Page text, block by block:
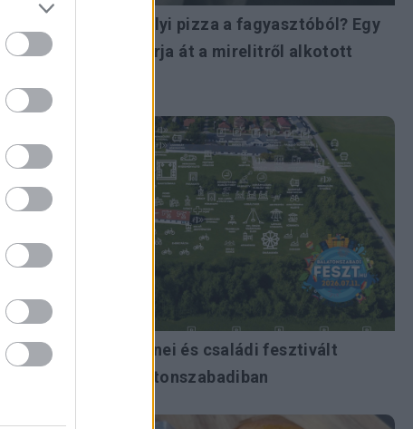
Kézműves nápolyi pizza a fagyasztóból? Egy
új technológia írja át a mirelitről alkotott
Egész napos zenei és családi fesztivált
rendeznek Balatonszabadiban